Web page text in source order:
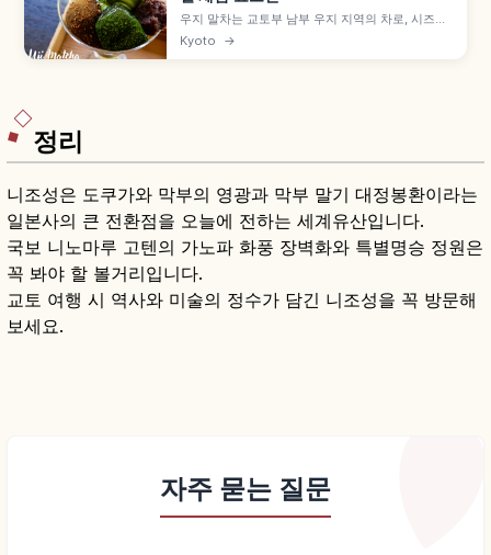
우지 말차는 교토부 남부 우지 지역의 차로, 시즈오
카·사야마와 함께 일본 3대 차산지로 꼽힙니다. 에
이사이와 센노리큐로 이어지는 차 문화, 차잎 따기·
Kyoto →
정리
니조성은 도쿠가와 막부의 영광과 막부 말기 대정봉환이라는
일본사의 큰 전환점을 오늘에 전하는 세계유산입니다.
국보 니노마루 고텐의 가노파 화풍 장벽화와 특별명승 정원은
꼭 봐야 할 볼거리입니다.
교토 여행 시 역사와 미술의 정수가 담긴 니조성을 꼭 방문해
보세요.
자주 묻는 질문